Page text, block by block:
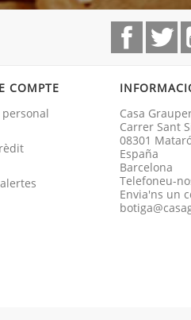
Facebook
COMPTE
Casa
Carrer Sant
08301
España
Barcelona
Telefoneu-
Envia'ns un